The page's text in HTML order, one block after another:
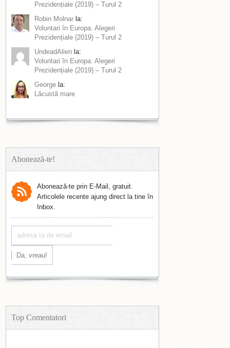
Prezidențiale (2019) – Turul 2
Robin Molnar la:
Voluntari în Europa: Alegeri
Prezidențiale (2019) – Turul 2
UndeadAlien la:
Voluntari în Europa: Alegeri
Prezidențiale (2019) – Turul 2
George la:
Lăcustă mare
Abonează-te!
Abonează-te prin E-Mail, gratuit.
Articolele recente ajung direct la tine în
Inbox.
Top Comentatori